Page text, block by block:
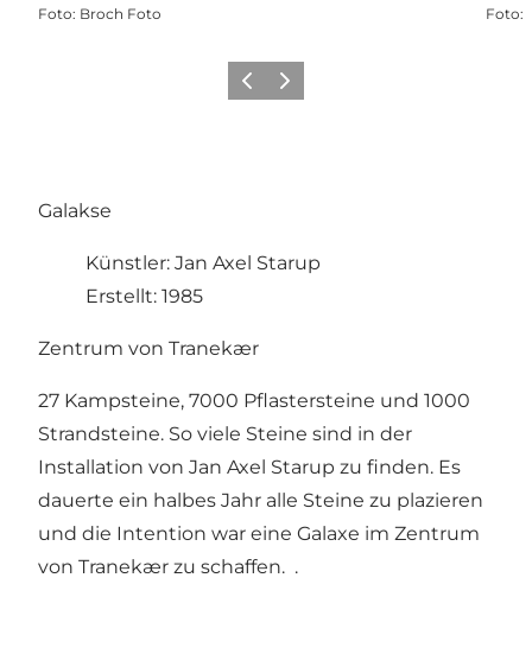
Foto: Broch Foto Foto:
ZurückWeiter
Galakse
Künstler: Jan Axel Starup
Erstellt: 1985
Zentrum von Tranekær
27 Kampsteine, 7000 Pflastersteine und 1000
Strandsteine. So viele Steine sind in der
Installation von Jan Axel Starup zu finden. Es
dauerte ein halbes Jahr alle Steine zu plazieren
und die Intention war eine Galaxe im Zentrum
von Tranekær zu schaffen. .